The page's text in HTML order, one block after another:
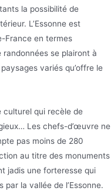
la possibilité de
L’Essonne est
France en termes
randonnées se plairont à
variés qu’offre le
culturel qui recèle de
Les chefs-d’œuvre ne
pas moins de 280
au titre des monuments
jadis une forteresse qui
la vallée de l’Essonne.